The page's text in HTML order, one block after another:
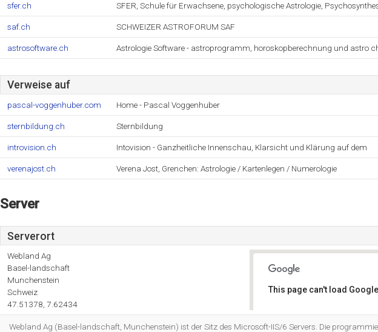
sfer.ch SFER, Schule für Erwachsene, psychologische Astrologie,
saf.ch SCHWEIZER ASTROFORUM SAF
astrosoftware.ch Astrologie Software - astroprogramm, horoskopberechnung und astro
Verweise auf
pascal-voggenhuber.com Home - Pascal Voggenhuber
sternbildung.ch Sternbildung
introvision.ch Intovision - Ganzheitliche Innenschau, Klarsicht und Klärung auf dem
verenajost.ch Verena Jost, Grenchen: Astrologie / Kartenlegen / Numerologie
Server
Serverort
Webland Ag
Basel-landschaft
Munchenstein
Schweiz
47.51378, 7.62434
This page can't load
Webland Ag (Basel-landschaft, Munchenstein) ist der Sitz des Microsoft-IIS/6 Servers. Die